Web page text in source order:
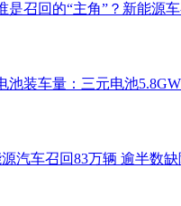
是召回的“主角”？新能源车
池装车量：三元电池
汽车召回83万辆 逾半数